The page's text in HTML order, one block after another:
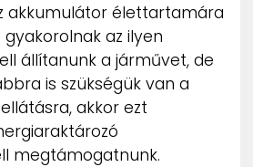
akkumulátor élettartamára
az ilyen
állítanunk a járművet, de
is szükségük van a
akkor ezt
megtámogatnunk.